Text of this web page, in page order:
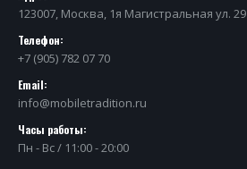
123007, Москва, 1я Магистральная ул. 29
Телефон:
+7 (905) 782 07 70
Email:
info@mobiletradition.ru
Часы работы:
Пн - Вс / 11:00 - 20:00